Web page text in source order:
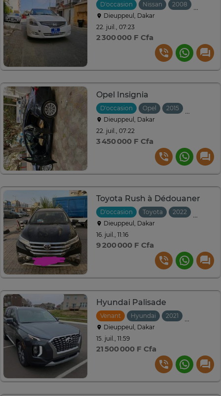
D'occasion Nissan 2008
Dieuppeul, Dakar
22. juil., 07:23
2 300 000 F Cfa
Opel Insignia
D'occasion Opel 2015
Dieuppeul, Dakar
22. juil., 07:22
3 450 000 F Cfa
Toyota Rush à Dédouaner
D'occasion Toyota 2022
Dieuppeul, Dakar
16. juil., 11:16
9 200 000 F Cfa
Hyundai Palisade
Venant Hyundai 2021
Dieuppeul, Dakar
15. juil., 11:59
21 500 000 F Cfa